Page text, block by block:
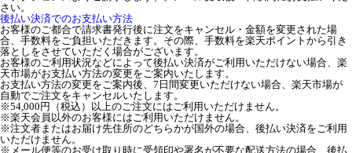
さい。
後払い決済でのお支払い方法
お客様のご都合で請求書発行後に注文をキャンセル・金額を変更された場
合、手数料をご負担いただきます。その際、手数料を楽天ポイントから引き
落としをさせていただく場合がございます。
お客様のご利用状況などによって後払い決済がご利用いただけない場合、楽
天市場がお支払い方法の変更をご案内いたします。
お支払い方法の変更をご案内後、7日間変更いただけない場合、楽天市場が
自動でご注文をキャンセルいたします。
※54,000円（税込）以上のご注文にはご利用いただけません。
※楽天会員以外のお客様にはご利用いただけません。
※注文者またはお届け先住所のどちらかが国外の場合、後払い決済をご利用
いただけません。
※メール便等のお受け取り時に受領印や署名が不要な配送方法の場合、後払